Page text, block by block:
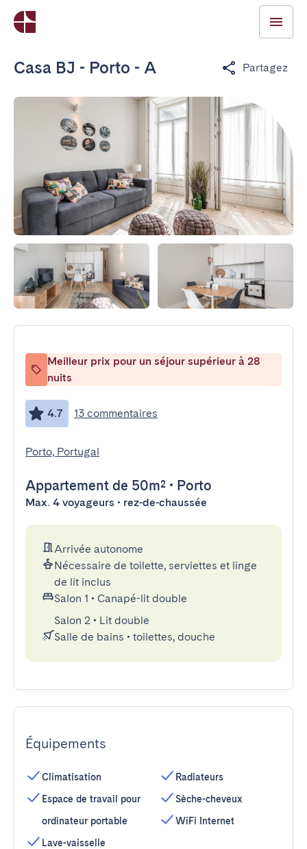
Casa BJ - Porto - A Partagez
Meilleur prix pour un séjour supérieur à 28
nuits
4.7 13 commentaires
Porto, Portugal
Appartement de 50m² • Porto
Max. 4 voyageurs • rez-de-chaussée
Arrivée autonome
Nécessaire de toilette, serviettes et linge
de lit inclus
Salon 1 • Canapé-lit double
Salon 2 • Lit double
Salle de bains • toilettes, douche
Équipements
Climatisation
Espace de travail pour
ordinateur portable
Lave-vaisselle
Radiateurs
Sèche-cheveux
WiFi Internet